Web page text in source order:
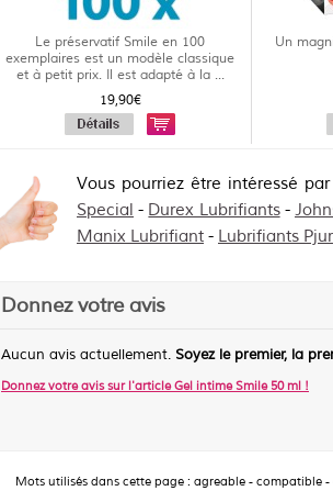
Le préservatif Smile en 100
exemplaires est un modèle classique
et à petit prix. Il est adapté à la ...
19,90€
Un
Vous pourriez être intéressé
Special - Durex Lubrifiants-
Manix Lubrifiant - Lubrifiants Pjur
Donnez votre avis
Aucun avis actuellement. Soyez le premier, la
Donnez votre avis sur l'articleGel intime Smile 50 ml !
Mots utilisés dans cette page : agreable - compatible -